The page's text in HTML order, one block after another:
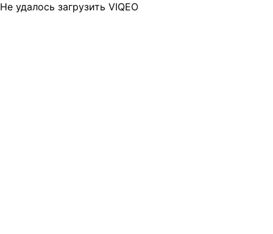
Не удалось загрузить VIQEO